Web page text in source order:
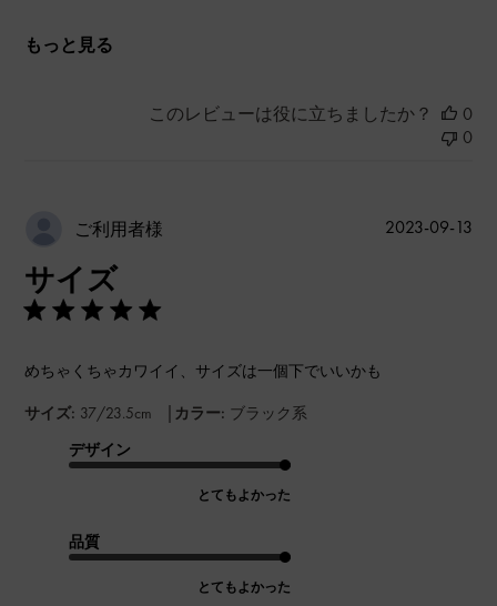
もっと見る
このレビューは役に立ちましたか？
0
0
ご利用者様
サイズ
めちゃくちゃカワイイ、サイズは一個下でいいかも
サイズ: 37/23.5cm | カラー: ブラック系
デザイン
とてもよかった
品質
とてもよかった
公
2023-09-13